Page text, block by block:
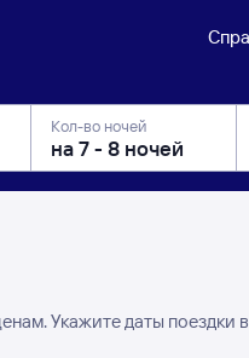
Кол-во ночей
Укажите даты поездки